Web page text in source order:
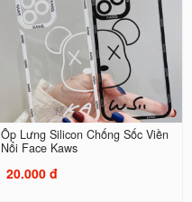
Ốp Lưng Silicon Chống Sốc Viền
Nổi Face Kaws
20.000 đ